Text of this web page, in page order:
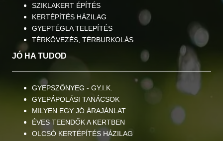
SZIKLAKERT ÉPÍTÉS
KERTÉPÍTÉS HÁZILAG
GYEPTÉGLA TELEPÍTÉS
TÉRKÖVEZÉS, TÉRBURKOLÁS
JÓ HA TUDOD
GYEPSZŐNYEG - GY.I.K.
GYEPÁPOLÁSI TANÁCSOK
MILYEN EGY JÓ ÁRAJÁNLAT
ÉVES TEENDŐK A KERTBEN
OLCSÓ KERTÉPÍTÉS HÁZILAG